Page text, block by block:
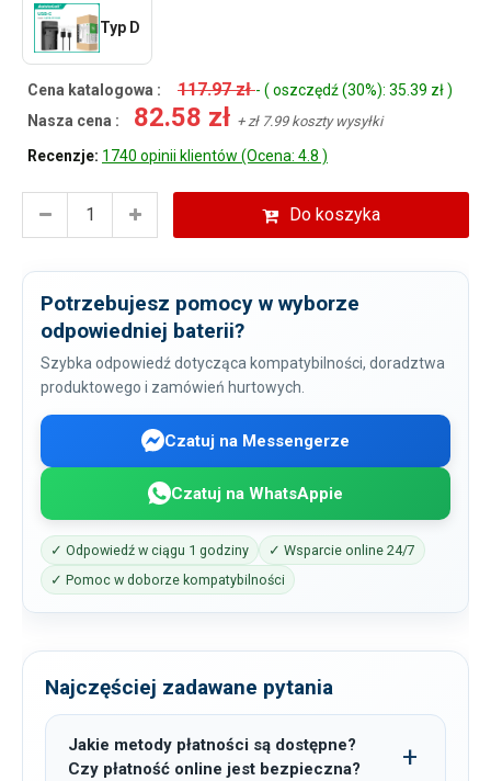
Typ D
Cena katalogowa : 117.97 zł- ( oszczędź (30%): 35.39 zł )
Nasza cena :
82.58 zł + zł 7.99 koszty wysyłki
Recenzje: 1740 opinii klientów (Ocena: 4.8 )
Do koszyka
Potrzebujesz pomocy w wyborze
odpowiedniej baterii?
Szybka odpowiedź dotycząca kompatybilności, doradztwa
produktowego i zamówień hurtowych.
Czatuj na Messengerze
Czatuj na WhatsAppie
✓ Odpowiedź w ciągu 1 godziny
✓ Wsparcie online 24/7
✓ Pomoc w doborze kompatybilności
Najczęściej zadawane pytania
Jakie metody płatności są dostępne?
Czy płatność online jest bezpieczna?